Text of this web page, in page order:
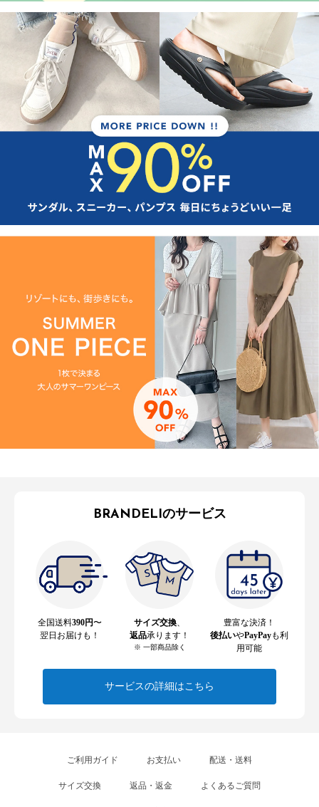
BRANDELIのサービス
全国送料390円〜
翌日お届けも！
サイズ交換
返品承ります！
※ 一部商品除く
豊富な決済！
後払いやPayPayも利
用可能
サービスの詳細はこちら
ご利用ガイド お支払い 配送・送料
サイズ交換 返品・返金 よくあるご質問